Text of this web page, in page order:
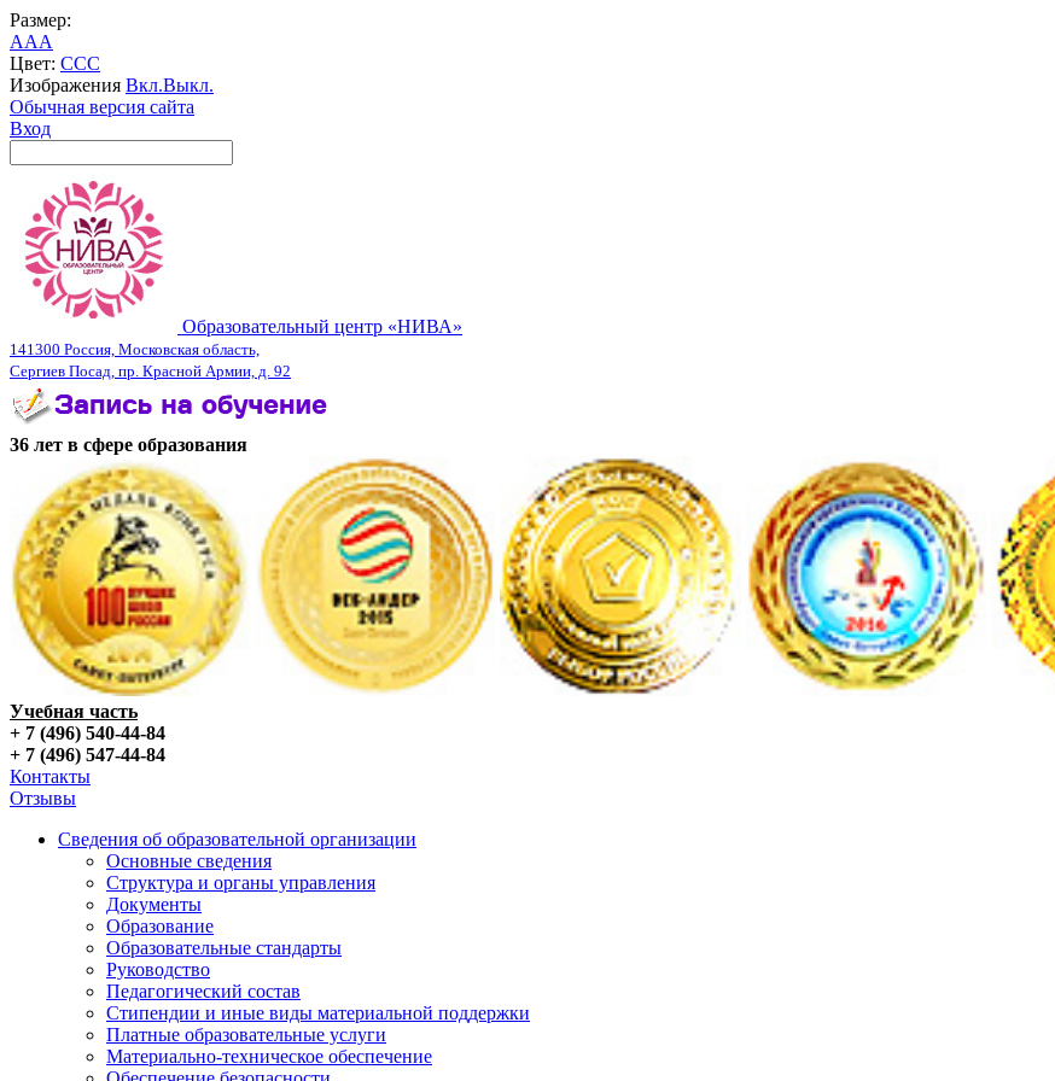
Размер:
AAA
Цвет: CCC
Изображения Вкл.Выкл.
Обычная версия сайта
Вход
Образовательный центр «НИВА»
141300 Россия, Московская область,
Сергиев Посад, пр. Красной Армии, д. 92
36 лет в сфере образования
Учебная часть
+ 7 (496) 540-44-84
+ 7 (496) 547-44-84
Контакты
Отзывы
Сведения об образовательной организации
Основные сведения
Структура и органы управления
Документы
Образование
Образовательные стандарты
Руководство
Педагогический состав
Стипендии и иные виды материальной поддержки
Платные образовательные услуги
Материально-техническое обеспечение